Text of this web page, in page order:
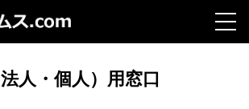
人・個人）用窓口